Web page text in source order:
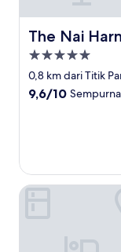
The Nai Harn
The Nai Harn
Properti
bintang
5.0
0,8 km dari Titik
9.6
9,6/10 Sempurna
SUNSURI